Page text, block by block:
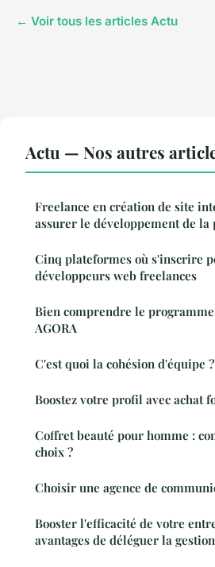
← Voir tous les articles Actu
Actu — Nos autres
Freelance en création de site
assurer le développement de la
Cinq plateformes où s'inscrire
développeurs web freelances
Bien comprendre le programme
AGORA
C'est quoi la cohésion d'équipe ?
Boostez votre profil avec achat
Coffret beauté pour homme :
choix ?
Choisir une agence de
Booster l'efficacité de votre
avantages de déléguer la